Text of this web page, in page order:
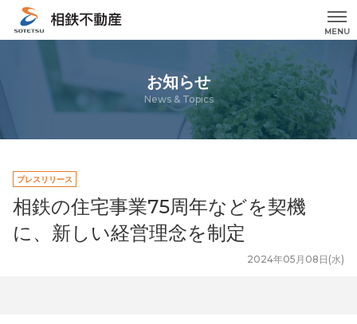
MENU
お知らせ
News & Topics
プレスリリース
相鉄の住宅事業75周年などを契機
に、新しい経営理念を制定
2024年05月08日(水)